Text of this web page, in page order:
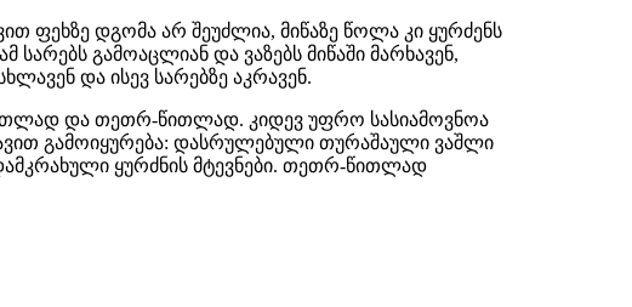
ფეხზე დგომა არ შეუძლია, მიწაზე წოლა კი ყურძენს
გამოაცლიან და ვაზებს მიწაში მარხავენ,
და ისევ სარებზე აკრავენ.
წითლად და თეთრ-წითლად. კიდევ უფრო სასიამოვნოა
გამოიყურება: დასრულებული თურაშაული ვაშლი
ყურძნის მტევნები. თეთრ-წითლად